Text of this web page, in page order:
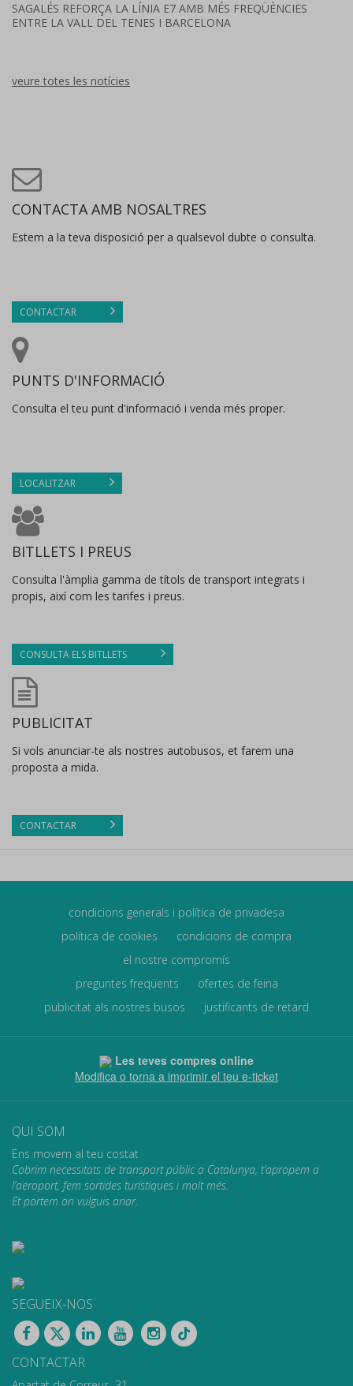
SAGALÉS REFORÇA LA LÍNIA E7 AMB MÉS FREQÜÈNCIES
ENTRE LA VALL DEL TENES I BARCELONA
veure totes les notícies
CONTACTA AMB NOSALTRES
Estem a la teva disposició per a qualsevol dubte o consulta.
CONTACTAR
PUNTS D'INFORMACIÓ
Consulta el teu punt d'informació i venda més proper.
LOCALITZAR
BITLLETS I PREUS
Consulta l'àmplia gamma de títols de transport integrats i
propis, així com les tarifes i preus.
CONSULTA ELS BITLLETS
PUBLICITAT
Si vols anunciar-te als nostres autobusos, et farem una
proposta a mida.
CONTACTAR
condicions generals i política de privadesa
política de cookies
condicions de compra
el nostre compromís
preguntes freqüents
ofertes de feina
publicitat als nostres busos
justificants de retard
Les teves compres online
Modifica o torna a imprimir el teu e-ticket
QUI SOM
Ens movem al teu costat
Cobrim necessitats de transport públic a Catalunya, t’apropem a
l’aeroport, fem sortides turístiques i molt més.
Et portem on vulguis anar.
SEGUEIX-NOS
CONTACTAR